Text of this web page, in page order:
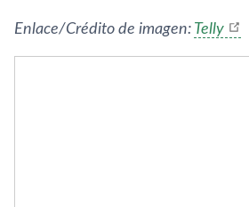
Enlace/Crédito de imagen: Telly